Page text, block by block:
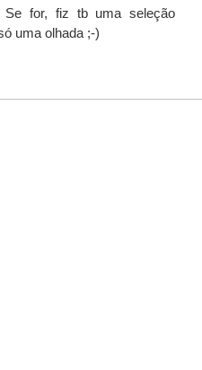
for, fiz tb uma seleção
uma olhada ;-)